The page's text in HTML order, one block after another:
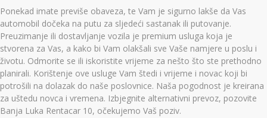
Ponekad imate previše obaveza, te Vam je sigurno lakše da Vas
automobil dočeka na putu za sljedeći sastanak ili putovanje.
Preuzimanje ili dostavljanje vozila je premium usluga koja je
stvorena za Vas, a kako bi Vam olakšali sve Vaše namjere u poslu i
životu. Odmorite se ili iskoristite vrijeme za nešto što ste prethodno
planirali. Korištenje ove usluge Vam štedi i vrijeme i novac koji bi
potrošili na dolazak do naše poslovnice. Naša pogodnost je kreirana
za uštedu novca i vremena. Izbjegnite alternativni prevoz, pozovite
Banja Luka Rentacar 10, očekujemo Vaš poziv.